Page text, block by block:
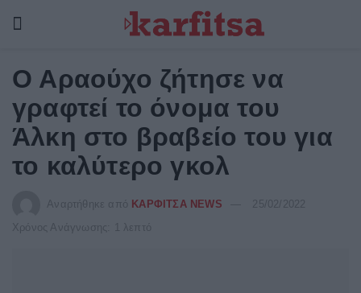
Ο Αραούχο ζήτησε να
γραφτεί το όνομα του
Άλκη στο βραβείο του για
το καλύτερο γκολ
Αναρτήθηκε από ΚΑΡΦΙΤΣΑ NEWS
25/02/2022
Χρόνος Ανάγνωσης: 1 λεπτό